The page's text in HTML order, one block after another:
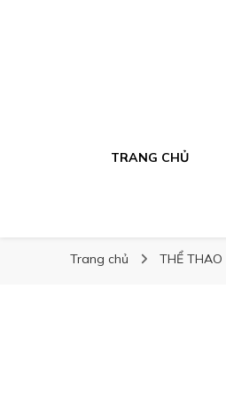
TRANG CHỦ
Trang chủ THỂ THAO